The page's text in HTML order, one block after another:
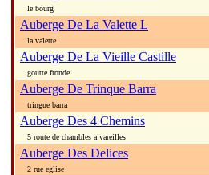
le bourg
Auberge De La Valette L
la valette
Auberge De La Vieille Castille
goutte fronde
Auberge De Trinque Barra
tringue barra
Auberge Des 4 Chemins
5 route de chambles a vareilles
Auberge Des Delices
2 rue eglise